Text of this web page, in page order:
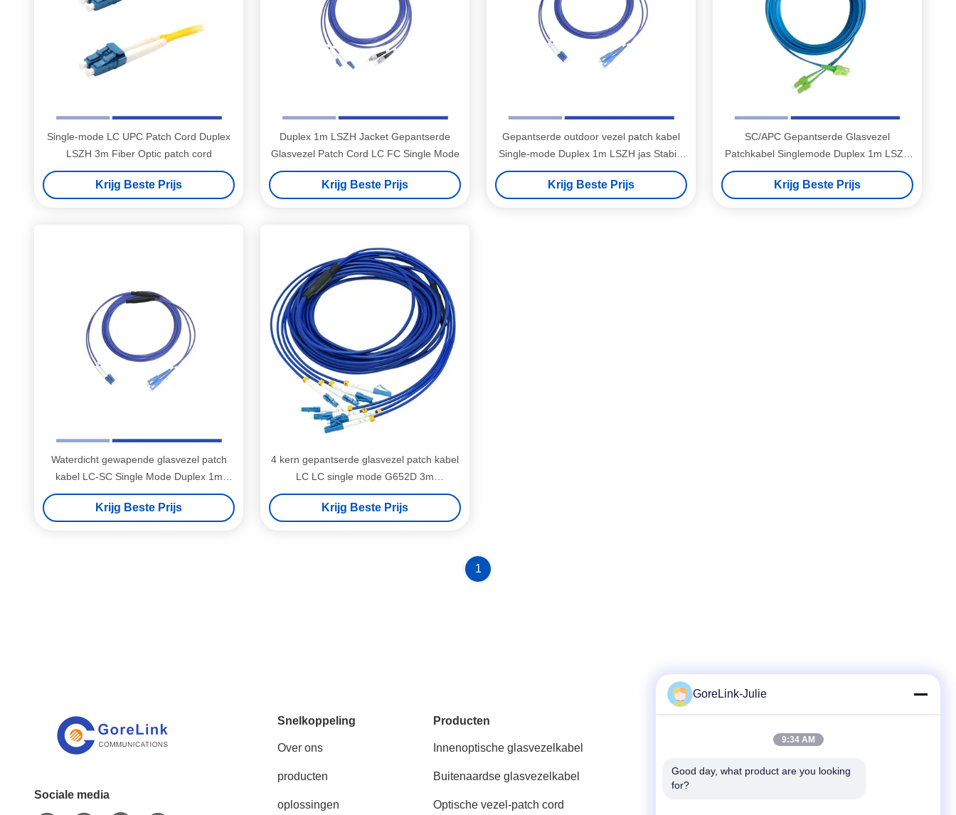
Single-mode LC UPC Patch Cord Duplex
LSZH 3m Fiber Optic patch cord
Krijg Beste Prijs
Duplex 1m LSZH Jacket Gepantserde
Glasvezel Patch Cord LC FC Single Mode
Krijg Beste Prijs
Gepantserde outdoor vezel patch kabel
Single-mode Duplex 1m LSZH jas Stabiel
functioneren
Krijg Beste Prijs
SC/APC Gepantserde Glasvezel
Patchkabel Singlemode Duplex 1m LSZH
Jas Anti-knaagdier
Krijg Beste Prijs
Waterdicht gewapende glasvezel patch
kabel LC-SC Single Mode Duplex 1m
LSZH Jacket
Krijg Beste Prijs
4 kern gepantserde glasvezel patch kabel
LC LC single mode G652D 3m
gepantserde glasvezel jumper
Krijg Beste Prijs
1
Sociale media
Snelkoppeling
Over ons
producten
oplossingen
Producten
Innenoptische glasvezelkabel
Buitenaardse glasvezelkabel
Optische vezel-patch cord
86-755-89320995
GoreLink-Julie
9:34 AM
Good day, what product are you looking
for?